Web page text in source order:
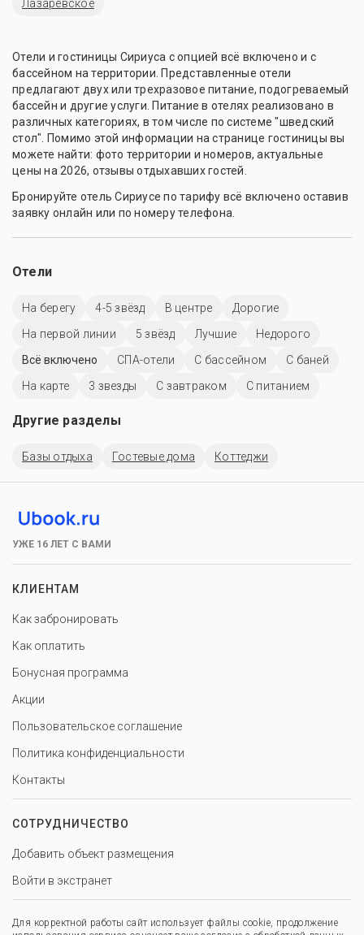
Лазаревское
Отели и гостиницы Сириуса с опцией всё включено и с
бассейном на территории. Представленные отели
предлагают двух или трехразовое питание, подогреваемый
бассейн и другие услуги. Питание в отелях реализовано в
различных категориях, в том числе по системе "шведский
стол". Помимо этой информации на странице гостиницы вы
можете найти: фото территории и номеров, актуальные
цены на 2026, отзывы отдыхавших гостей.
Бронируйте отель Сириусе по тарифу всё включено оставив
заявку онлайн или по номеру телефона.
Отели
На берегу 4-5 звёзд В центре
Дорогие
На первой линии
5 звёзд Лучшие
Недорого
Всё включено
СПА-отели C бассейном
С баней
На карте
3 звезды С завтраком С питанием
Другие разделы
Базы отдыха Гостевые дома Коттеджи
УЖЕ 16 ЛЕТ С ВАМИ
КЛИЕНТАМ
Как забронировать
Как оплатить
Бонусная программа
Акции
Пользовательское соглашение
Политика конфиденциальности
Контакты
СОТРУДНИЧЕСТВО
Добавить объект размещения
Войти в экстранет
Для корректной работы сайт использует файлы cookie, продолжение